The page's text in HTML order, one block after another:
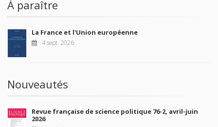
À paraître
La France et l'Union européenne
4 sept. 2026
Nouveautés
Revue française de science politique 76-2, avril-juin
2026